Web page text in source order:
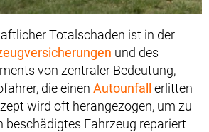
Totalschaden ist in der
und des
von zentraler Bedeutung,
die einen Autounfall
erlitten
wird oft herangezogen, um zu
beschädigtes Fahrzeug repariert